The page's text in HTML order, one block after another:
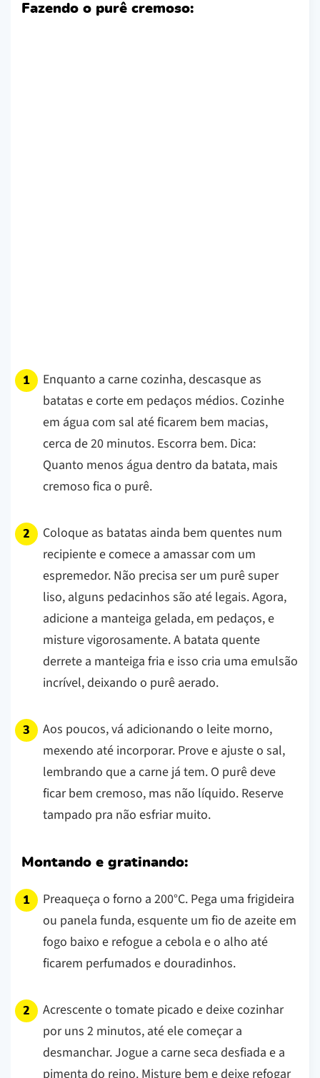
Fazendo o purê cremoso:
Enquanto a carne cozinha, descasque as
batatas e corte em pedaços médios. Cozinhe
em água com sal até ficarem bem macias,
cerca de 20 minutos. Escorra bem. Dica:
Quanto menos água dentro da batata, mais
cremoso fica o purê.
Coloque as batatas ainda bem quentes num
recipiente e comece a amassar com um
espremedor. Não precisa ser um purê super
liso, alguns pedacinhos são até legais. Agora,
adicione a manteiga gelada, em pedaços, e
misture vigorosamente. A batata quente
derrete a manteiga fria e isso cria uma emulsão
incrível, deixando o purê aerado.
Aos poucos, vá adicionando o leite morno,
mexendo até incorporar. Prove e ajuste o sal,
lembrando que a carne já tem. O purê deve
ficar bem cremoso, mas não líquido. Reserve
tampado pra não esfriar muito.
Montando e gratinando:
Preaqueça o forno a 200°C. Pega uma frigideira
ou panela funda, esquente um fio de azeite em
fogo baixo e refogue a cebola e o alho até
ficarem perfumados e douradinhos.
Acrescente o tomate picado e deixe cozinhar
por uns 2 minutos, até ele começar a
desmanchar. Jogue a carne seca desfiada e a
pimenta do reino. Misture bem e deixe refogar